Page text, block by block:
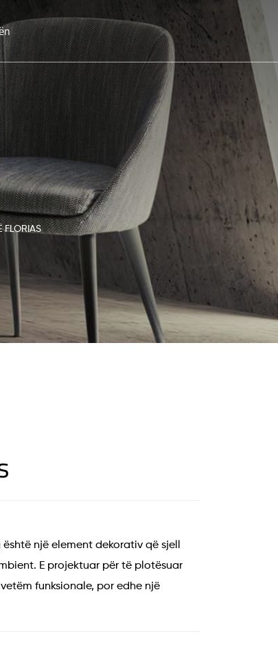
FLORIAS
një element dekorativ që sjell
E projektuar për të plotësuar
funksionale, por edhe një